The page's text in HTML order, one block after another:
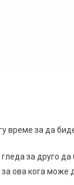
за да
за друго
ова кога